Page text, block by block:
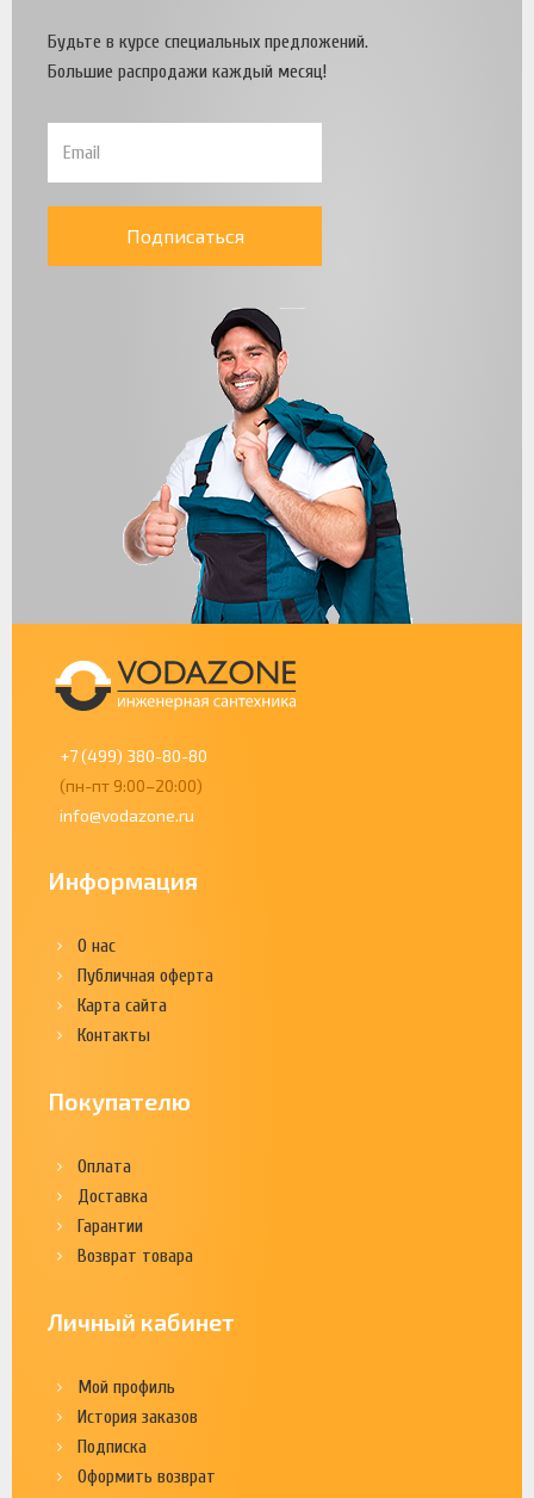
Будьте в курсе специальных предложений.
Большие распродажи каждый месяц!
Подписаться
+7 (499) 380-80-80
(пн-пт 9:00–20:00)
info@vodazone.ru
Информация
О нас
Публичная оферта
Карта сайта
Контакты
Покупателю
Оплата
Доставка
Гарантии
Возврат товара
Личный кабинет
Мой профиль
История заказов
Подписка
Оформить возврат